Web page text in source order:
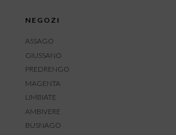
NEGOZI
ASSAGO
GIUSSANO
PREDRENGO
MAGENTA
LIMBIATE
AMBIVERE
BUSNAGO